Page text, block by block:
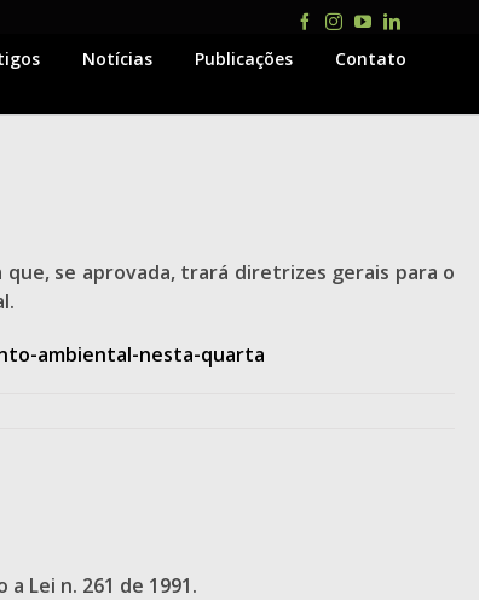
Facebook
Instagram
YouTubeLinkedIn
Notícias Publicações Contato
se aprovada, trará diretrizes gerais para o
ambiental-nesta-quarta
Lei n. 261 de 1991.